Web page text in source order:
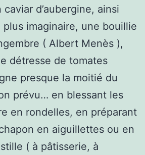
d’aubergine, ainsi
imaginaire, une bouillie
( Albert Menès ),
détresse de tomates
presque la moitié du
prévu… en blessant les
en rondelles, en préparant
en aiguillettes ou en
( à pâtisserie, à